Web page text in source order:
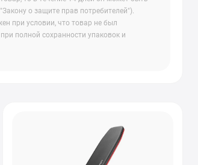
о защите прав потребителей").
при условии, что товар не был
полной сохранности упаковок и